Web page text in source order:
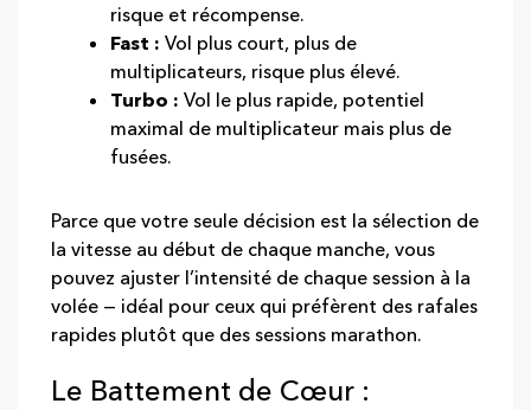
risque et récompense.
Fast : Vol plus court, plus de
multiplicateurs, risque plus élevé.
Turbo : Vol le plus rapide, potentiel
maximal de multiplicateur mais plus de
fusées.
Parce que votre seule décision est la sélection de
la vitesse au début de chaque manche, vous
pouvez ajuster l’intensité de chaque session à la
volée — idéal pour ceux qui préfèrent des rafales
rapides plutôt que des sessions marathon.
Le Battement de Cœur :